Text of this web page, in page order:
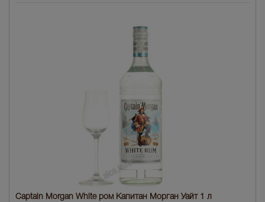
Captain Morgan White ром Капитан Морган Уайт 1 л